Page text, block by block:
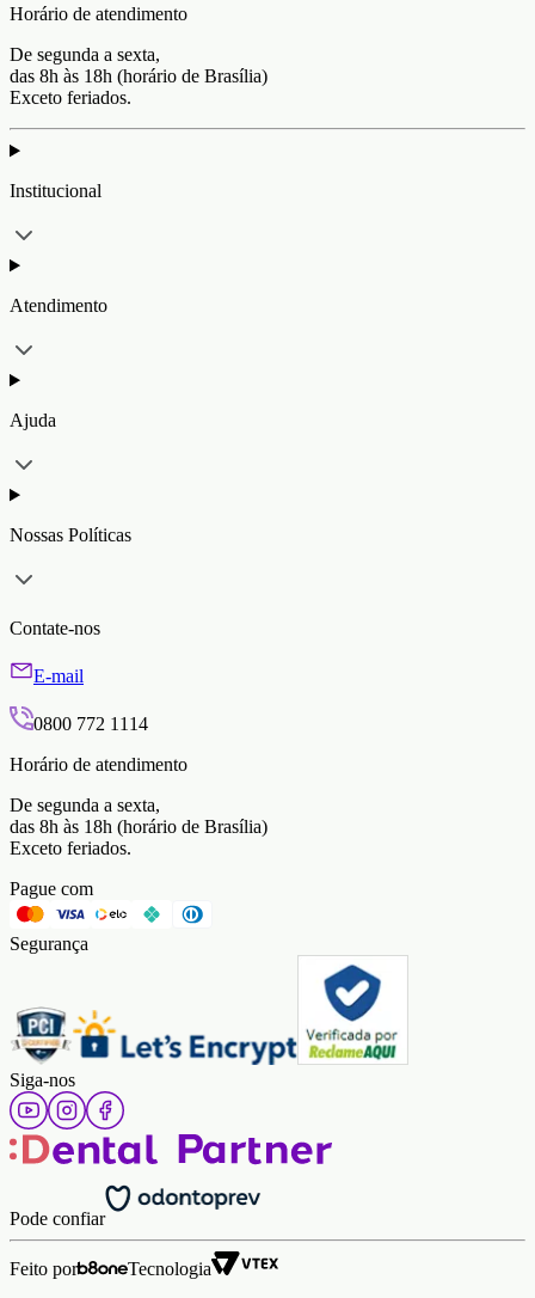
Horário de atendimento
De segunda a sexta,
das 8h às 18h (horário de Brasília)
Exceto feriados.
Institucional
Atendimento
Ajuda
Nossas Políticas
Contate-nos
E-mail
0800 772 1114
Horário de atendimento
De segunda a sexta,
das 8h às 18h (horário de Brasília)
Exceto feriados.
Pague com
Segurança
Siga-nos
Pode confiar
Feito por
Tecnologia